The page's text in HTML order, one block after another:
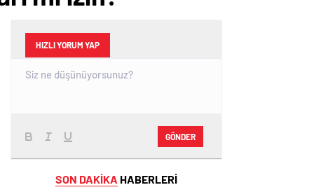
HIZLI YORUM YAP
GÖNDER
SON DAKİKA HABERLERİ